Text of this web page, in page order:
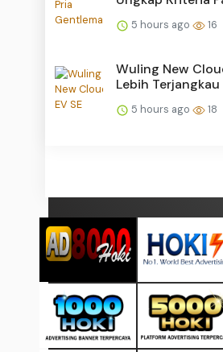
5 hours ago 16
Wuling New
Lebih Terjangkau
5 hours ago 18